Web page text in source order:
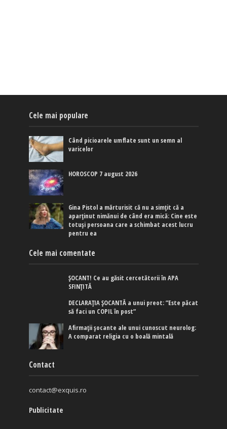
Cele mai populare
Când picioarele umflate sunt un semn al
varicelor
HOROSCOP 7 august 2026
Gina Pistol a mărturisit că nu a simțit că a
aparținut nimănui de când era mică: Cine este
totuși persoana care a schimbat acest lucru
pentru ea
Cele mai comentate
ȘOCANT! Ce au găsit cercetătorii în APA
SFINȚITĂ
DECLARAȚIA ȘOCANTĂ a unui preot: ”Este păcat
să faci un COPIL în post”
Afirmaţii şocante ale unui cunoscut neurolog:
A comparat religia cu o boală mintală
Contact
contact@exquis.ro
Publicitate